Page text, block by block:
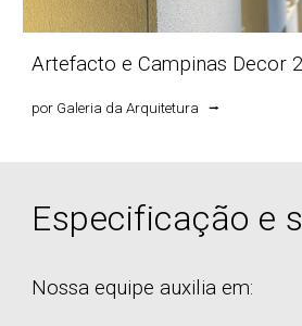
Artefacto e Campinas Decor
por Galeria da Arquitetura ⭢
Especificação e
Nossa equipe auxilia em: